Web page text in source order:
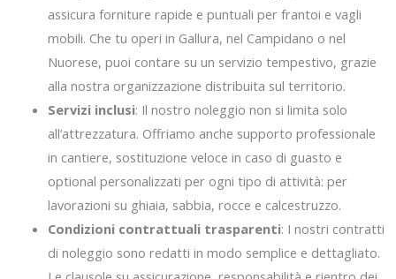
assicura forniture rapide e puntuali per frantoi e vagli
mobili. Che tu operi in Gallura, nel Campidano o nel
Nuorese, puoi contare su un servizio tempestivo, grazie
alla nostra organizzazione distribuita sul territorio.
Servizi inclusi: Il nostro noleggio non si limita solo
all’attrezzatura. Offriamo anche supporto professionale
in cantiere, sostituzione veloce in caso di guasto e
optional personalizzati per ogni tipo di attività: per
lavorazioni su ghiaia, sabbia, rocce e calcestruzzo.
Condizioni contrattuali trasparenti: I nostri contratti
di noleggio sono redatti in modo semplice e dettagliato.